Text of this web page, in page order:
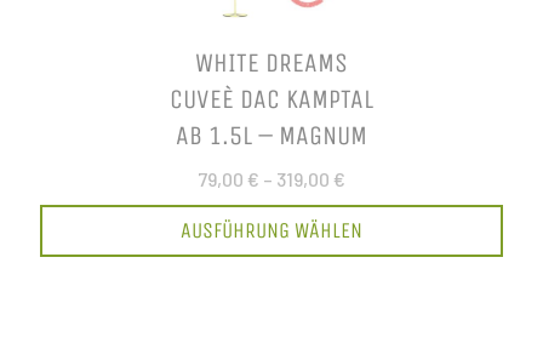
WHITE DREAMS
CUVEÈ DAC KAMPTAL
AB 1.5L – MAGNUM
79,00 € – 319,00 €
AUSFÜHRUNG WÄHLEN